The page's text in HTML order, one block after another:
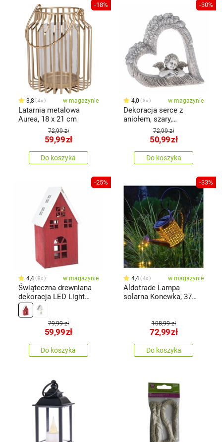
-18%
3,8 4x w magazynie
Latarnia metalowa
Aurea, 18 x 21 cm
72,99 zł
59,99zł
Do koszyka
-30%
4,0 3x w magazynie
Dekoracja serce z
aniołem, szary,
polyresin, 14,5 x 13,5 x 4
72,99 zł
50,99zł
Do koszyka
-25%
4,4 9x w magazynie
Świąteczna drewniana
dekoracja LED Light
house czerwony, 11,7 x
21,2 x 9,7 cm
79,99 zł
59,99zł
Do koszyka
-33%
4,4 4x w magazynie
Aldotrade Lampa
solarna Konewka, 37
108,99 zł
72,99zł
Do koszyka